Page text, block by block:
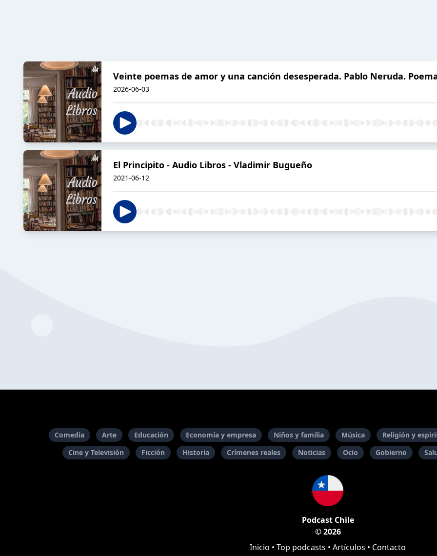
Veinte poemas de amor y una canción desesperada. Pablo Neruda.
2026-06-03
El Principito - Audio Libros - Vladimir Bugueño
2021-06-12
Comedia Arte Educación Economía y empresa Niños y familia Música
Religión y
Cine y Televisión
Ficción Historia Crímenes reales Noticias Ocio Gobierno
Podcast Chile
© 2026
Inicio • Top podcasts • Artículos • Contacto